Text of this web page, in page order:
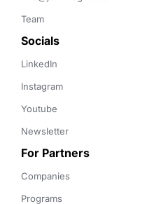
Team
Socials
LinkedIn
Instagram
Youtube
Newsletter
For Partners
Companies
Programs